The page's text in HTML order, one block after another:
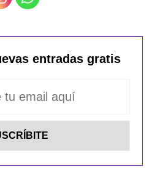
entradas gratis